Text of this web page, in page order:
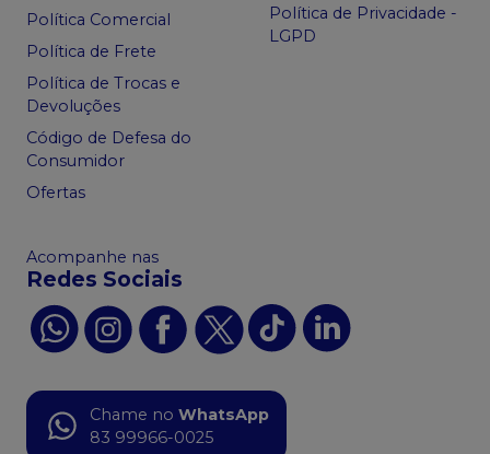
Política Comercial
Política de Frete
Política de Trocas e
Devoluções
Código de Defesa do
Consumidor
Ofertas
Política de Privacidade -
LGPD
Acompanhe nas
Redes Sociais
Chame no WhatsApp
83 99966-0025